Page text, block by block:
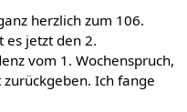
herzlich zum 106.
es jetzt den 2.
vom 1. Wochenspruch,
Ich fange